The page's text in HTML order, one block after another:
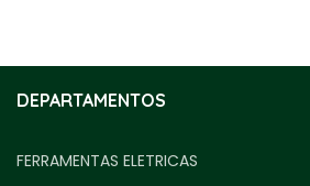
DEPARTAMENTOS
FERRAMENTAS ELETRICAS